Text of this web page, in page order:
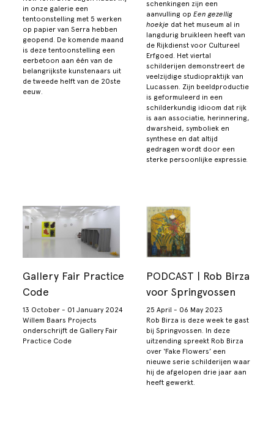
in onze galerie een
tentoonstelling met 5 werken
op papier van Serra hebben
geopend. De komende maand
is deze tentoonstelling een
eerbetoon aan één van de
belangrijkste kunstenaars uit
de tweede helft van de 20ste
eeuw.
schenkingen zijn een
aanvulling op Een gezellig
hoekje dat het museum al in
langdurig bruikleen heeft van
de Rijkdienst voor Cultureel
Erfgoed. Het viertal
schilderijen demonstreert de
veelzijdige studiopraktijk van
Lucassen. Zijn beeldproductie
is geformuleerd in een
schilderkundig idioom dat rijk
is aan associatie, herinnering,
dwarsheid, symboliek en
synthese en dat altijd
gedragen wordt door een
sterke persoonlijke expressie.
Gallery Fair Practice
Code
13 October - 01 January 2024
Willem Baars Projects
onderschrijft de Gallery Fair
Practice Code
PODCAST | Rob Birza
voor Springvossen
25 April - 06 May 2023
Rob Birza is deze week te gast
bij Springvossen. In deze
uitzending spreekt Rob Birza
over ‘Fake Flowers’ een
nieuwe serie schilderijen waar
hij de afgelopen drie jaar aan
heeft gewerkt.